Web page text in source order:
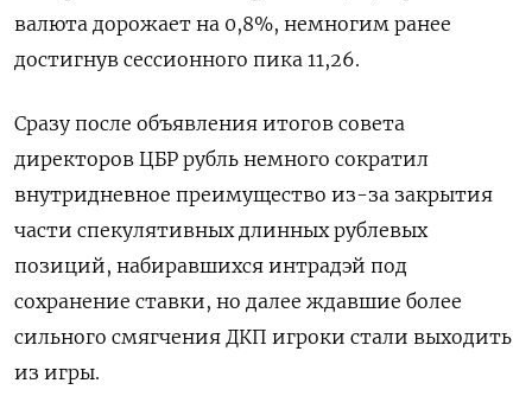
валюта дорожает на 0,8%, немногим ранее
достигнув сессионного пика 11,26.
Сразу после объявления итогов совета
директоров ЦБР рубль немного сократил
внутридневное преимущество из-за закрытия
части спекулятивных длинных рублевых
позиций, набиравшихся интрадэй под
сохранение ставки, но далее ждавшие более
сильного смягчения ДКП игроки стали выходить
из игры.